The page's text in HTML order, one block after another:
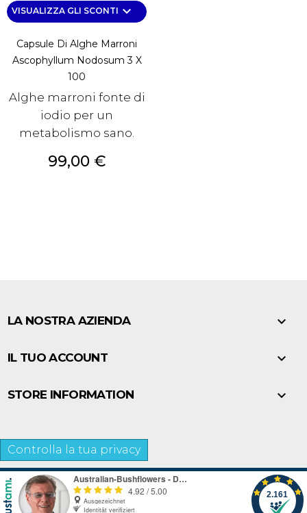
VISUALIZZA GLI SCONTI keyboard_arrow_down
Capsule Di Alghe Marroni
Ascophyllum Nodosum 3 X
100
Alghe marroni fonte di
iodio per un
metabolismo sano.
Prezzo
99,00 €
LA NOSTRA AZIENDA 
IL TUO ACCOUNT 
STORE INFORMATION 
Controlla la tua privacy